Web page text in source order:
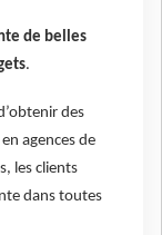
de belles
.
des
agences de
les clients
dans toutes